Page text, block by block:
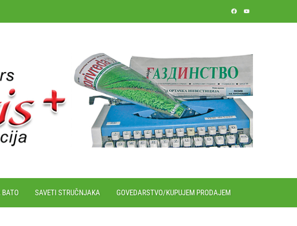
BATO SAVETI STRUČNJAKA GOVEDARSTVO/KUPUJEM PRODAJEM